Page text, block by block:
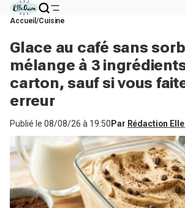
Accueil Cuisine
Glace au café sans
mélange à 3
carton, sauf si vous
erreur
Publié le 08/08/26 à 19:50 Par Rédaction